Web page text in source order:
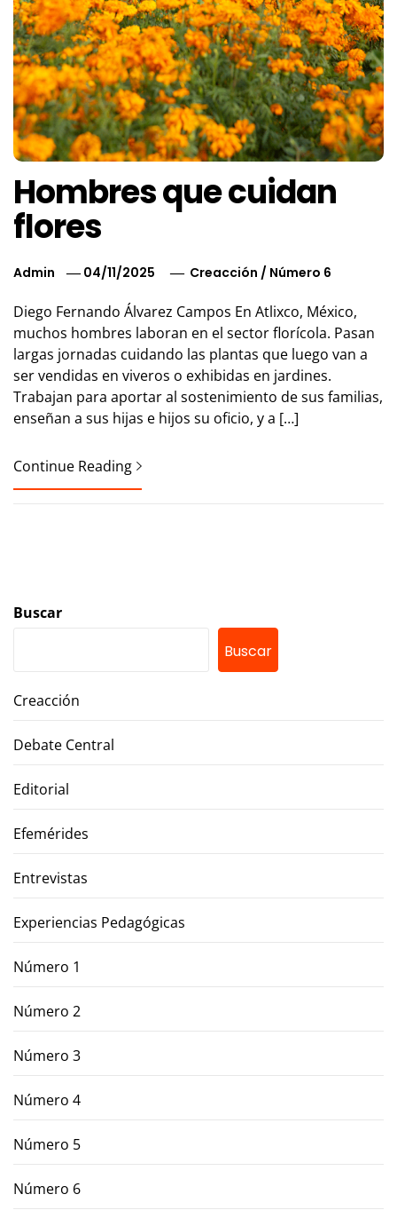
Hombres que cuidan
flores
Admin 04/11/2025 Creacción / Número 6
Diego Fernando Álvarez Campos En Atlixco, México,
muchos hombres laboran en el sector florícola. Pasan
largas jornadas cuidando las plantas que luego van a
ser vendidas en viveros o exhibidas en jardines.
Trabajan para aportar al sostenimiento de sus familias,
enseñan a sus hijas e hijos su oficio, y a […]
Continue Reading
Buscar
Buscar
Creacción
Debate Central
Editorial
Efemérides
Entrevistas
Experiencias Pedagógicas
Número 1
Número 2
Número 3
Número 4
Número 5
Número 6